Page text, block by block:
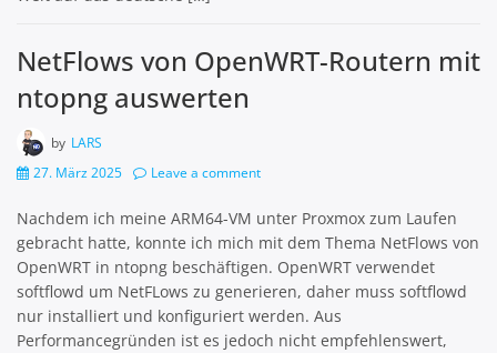
NetFlows von OpenWRT-Routern mit
ntopng auswerten
by LARS
27. März 2025
Leave a comment
Nachdem ich meine ARM64-VM unter Proxmox zum Laufen
gebracht hatte, konnte ich mich mit dem Thema NetFlows von
OpenWRT in ntopng beschäftigen. OpenWRT verwendet
softflowd um NetFLows zu generieren, daher muss softflowd
nur installiert und konfiguriert werden. Aus
Performancegründen ist es jedoch nicht empfehlenswert,